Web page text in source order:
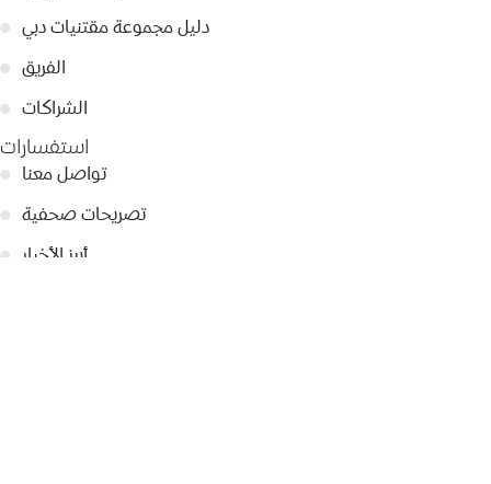
● دليل مجموعة مقتنيات دبي
● الفريق
● الشراكات
استفسارات
● تواصل معنا
● تصريحات صحفية
●
أبرز الأخبار